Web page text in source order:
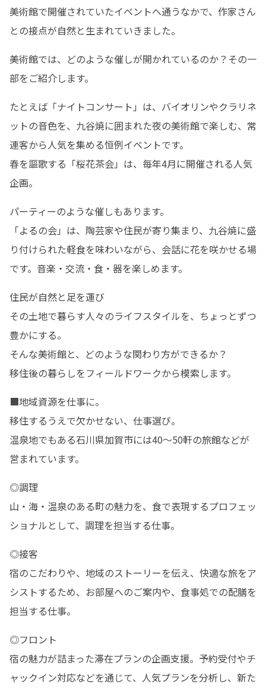
美術館で開催されていたイベントへ通うなかで、作家さん
との接点が自然と生まれていきました。
美術館では、どのような催しが開かれているのか？その一
部をご紹介します。
たとえば「ナイトコンサート」は、バイオリンやクラリネ
ットの音色を、九谷焼に囲まれた夜の美術館で楽しむ、常
連客から人気を集める恒例イベントです。
春を謳歌する「桜花茶会」は、毎年4月に開催される人気
企画。
パーティーのような催しもあります。
「よるの会」は、陶芸家や住民が寄り集まり、九谷焼に盛
り付けられた軽食を味わいながら、会話に花を咲かせる場
です。音楽・交流・食・器を楽しめます。
住民が自然と足を運び
その土地で暮らす人々のライフスタイルを、ちょっとずつ
豊かにする。
そんな美術館と、どのような関わり方ができるか？
移住後の暮らしをフィールドワークから模索します。
■地域資源を仕事に。
移住するうえで欠かせない、仕事選び。
温泉地でもある石川県加賀市には40～50軒の旅館などが
営まれています。
◎調理
山・海・温泉のある町の魅力を、食で表現するプロフェッ
ショナルとして、調理を担当する仕事。
◎接客
宿のこだわりや、地域のストーリーを伝え、快適な旅をア
シストするため、お部屋へのご案内や、食事処での配膳を
担当する仕事。
◎フロント
宿の魅力が詰まった滞在プランの企画支援。予約受付やチ
ャックイン対応などを通じて、人気プランを分析し、新た